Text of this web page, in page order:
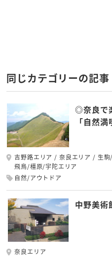
同じカテゴリーの記事
◎奈良で
「自然
吉野路エリア 奈良エリア
生
飛鳥/橿原/宇陀エリア
自然/アウトドア
中野美術
奈良エリア